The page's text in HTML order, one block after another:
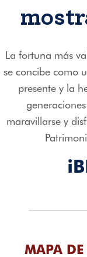
La fortuna más
se concibe como
presente y la
maravillarse y
MAPA